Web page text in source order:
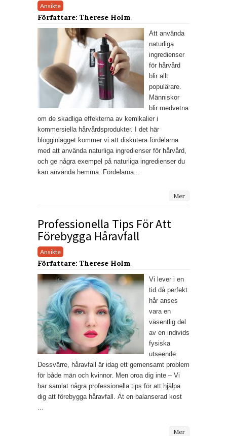
Ansikte
Författare: Therese Holm
Att använda
naturliga
ingredienser
för hårvård
blir allt
populärare.
Människor
blir medvetna
om de skadliga effekterna av kemikalier i
kommersiella hårvårdsprodukter. I det här
blogginlägget kommer vi att diskutera fördelarna
med att använda naturliga ingredienser för hårvård,
och ge några exempel på naturliga ingredienser du
kan använda hemma. Fördelarna...
Mer
Professionella Tips För Att
Förebygga Håravfall
Ansikte
Författare: Therese Holm
Vi lever i en
tid då perfekt
hår anses
vara en
väsentlig del
av en individs
fysiska
utseende.
Dessvärre, håravfall är idag ett gemensamt problem
för både män och kvinnor. Men oroa dig inte – Vi
har samlat några professionella tips för att hjälpa
dig att förebygga håravfall. Ät en balanserad kost
...
Mer